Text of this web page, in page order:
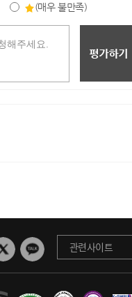
(매우 불만족)
관련사이트